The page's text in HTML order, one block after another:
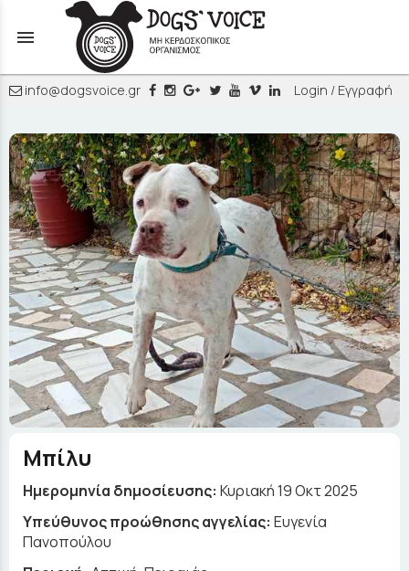
menu
info@dogsvoice.gr Login / Εγγραφή
Μπίλυ
Ημερομηνία δημοσίευσης: Κυριακή 19 Οκτ 2025
Yπεύθυνος προώθησης αγγελίας: Ευγενία
Πανοπούλου